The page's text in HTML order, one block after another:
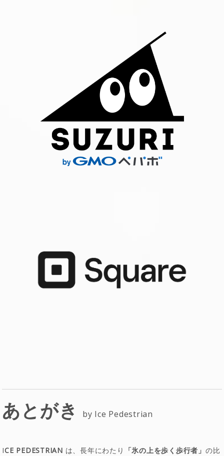
あとがき by Ice Pedestrian
ICE PEDESTRIAN は、長年にわたり 「氷の上を歩く歩行者」 の比